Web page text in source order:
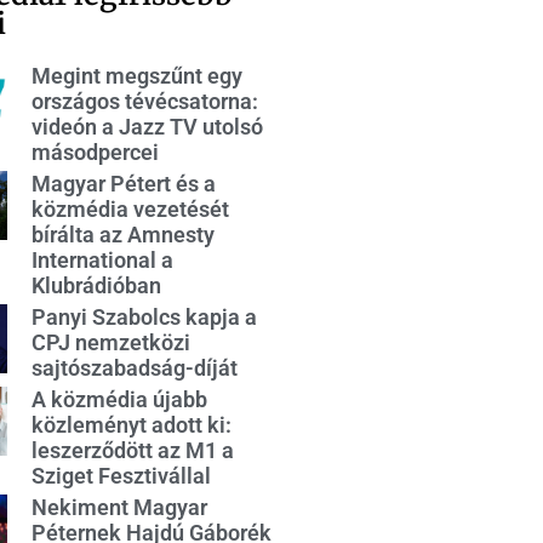
Megint megszűnt egy
országos tévécsatorna:
videón a Jazz TV utolsó
másodpercei
Magyar Pétert és a
közmédia vezetését
bírálta az Amnesty
International a
Klubrádióban
Panyi Szabolcs kapja a
CPJ nemzetközi
sajtószabadság-díját
A közmédia újabb
közleményt adott ki:
leszerződött az M1 a
Sziget Fesztivállal
Nekiment Magyar
Péternek Hajdú Gáborék